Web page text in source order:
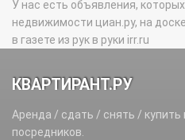
У нас есть объявления,
недвижимости циан.ру, на
в газете из рук в руки irr.ru
КВАРТИРАНТ.РУ
Аренда / сдать / снять /
посредников.